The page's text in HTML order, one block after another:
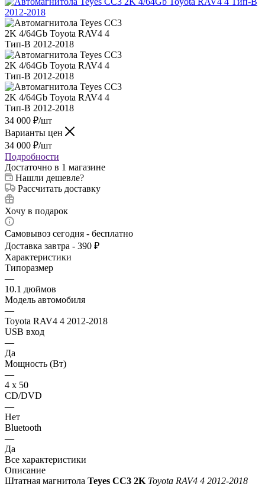
34 000 ₽/шт
Варианты цен
34 000 ₽/шт
Подробности
Достаточно в 1 магазине
Нашли дешевле?
Рассчитать доставку
Хочу в подарок
Самовывоз сегодня - бесплатно
Доставка завтра - 390 ₽
Характеристики
Типоразмер
—
10.1 дюймов
Модель автомобиля
—
Toyota RAV4 4 2012-2018
USB вход
—
Да
Мощность (Вт)
—
4 х 50
CD/DVD
—
Нет
Bluetooth
—
Да
Все характеристики
Описание
Штатная магнитола Teyes СС3 2K Toyota RAV4 4 2012-2018